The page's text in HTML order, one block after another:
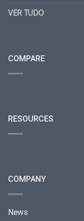
VER TUDO
COMPARE
RESOURCES
COMPANY
News